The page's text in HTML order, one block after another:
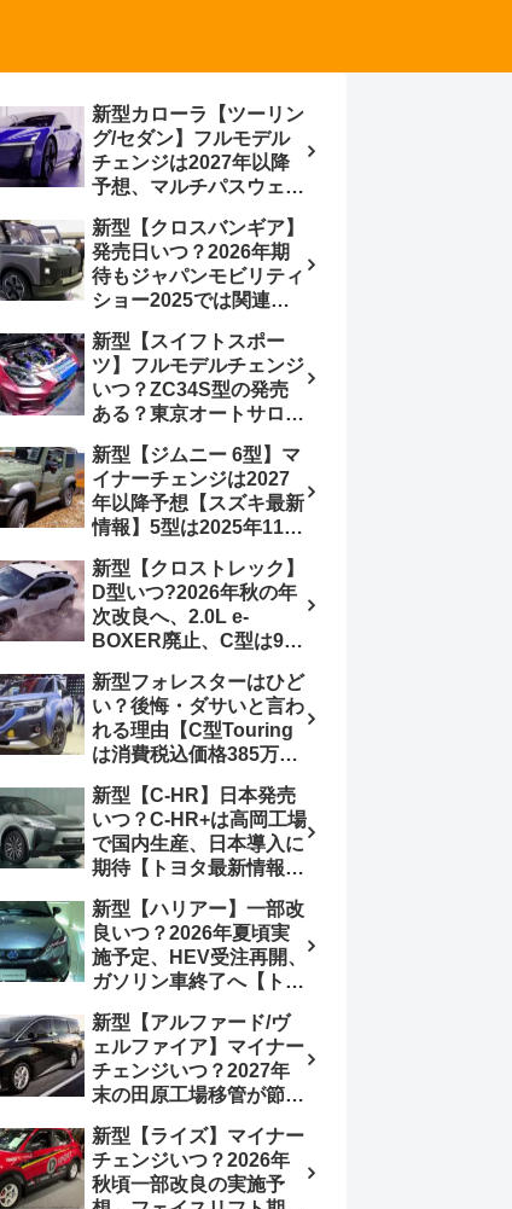
新型カローラ【ツーリン
グ/セダン】フルモデル
チェンジは2027年以降
予想、マルチパスウェイ
BEVからの派生で新開発
小型エンジン搭載の
HEV/PHEV、ギガキャ
ストの採用は無しか【ト
ヨタ最新情報】60周年記
念車発売
新型【クロスバンギア】
発売日いつ？2026年期
待もジャパンモビリティ
ショー2025では関連モ
最新情報】ベース車ノ
ア/ヴォクシーの台湾生
産開始に注目、「ギア」
のほか「コア」と「ツー
ル」、デリカD:5対抗の
クロスオーバーSUVミニ
バン
新型【スイフトスポー
ツ】フルモデルチェンジ
いつ？ZC34S型の発売
ある？東京オートサロン
エロー レヴはスイスポ
コンセプトか？ハイブリ
ッド化/重量増/価格アッ
プが争点【スズキ最新情
報】特別仕様車
「ZC33S Final
Edition」終了
新型【ジムニー 6型】マ
イナーチェンジは2027
年以降予想【スズキ最新
情報】5型は2025年11月
ACC・スズキコネクト
採用
新型【クロストレック】
D型いつ?2026年秋の年
次改良へ、2.0L e-
BOXER廃止、C型は9月
ーボ採用予想【スバル最
新情報】
新型フォレスターはひど
い？後悔・ダサいと言わ
れる理由【C型Touring
は消費税込価格385万円
19.1km/L、納期4～5か
月】ナビUI・冬用タイ
ヤ・ウィルダネス日本発
売は？カーオブザイヤー
とJNCAP大賞受賞後も
残る注意点
新型【C-HR】日本発売
いつ？C-HR+は高岡工場
で国内生産、日本導入に
期待【トヨタ最新情報】
売、2代目HEV・PHEV
は日本未導入
新型【ハリアー】一部改
良いつ？2026年夏頃実
施予定、HEV受注再開、
ガソリン車終了へ【トヨ
チェンジ2027年以降予
想
新型【アルファード/ヴ
ェルファイア】マイナー
チェンジいつ？2027年
末の田原工場移管が節目
のフェイスリフト予想
【トヨタ最新情報】
2026年6月一部改良済
新型【ライズ】マイナー
チェンジいつ？2026年
秋頃一部改良の実施予